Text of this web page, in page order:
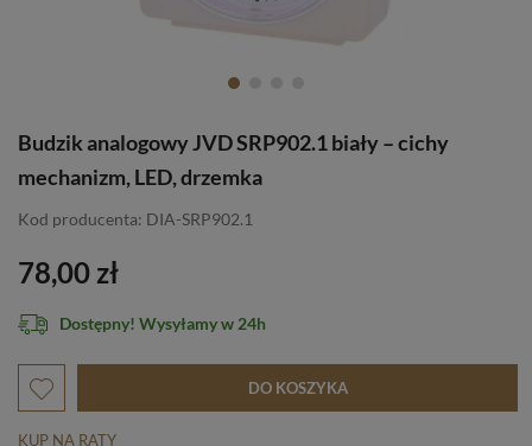
Budzik analogowy JVD SRP902.1 biały – cichy
mechanizm, LED, drzemka
Kod producenta: DIA-SRP902.1
78,00 zł
Dostępny! Wysyłamy w 24h
DO KOSZYKA
KUP NA RATY